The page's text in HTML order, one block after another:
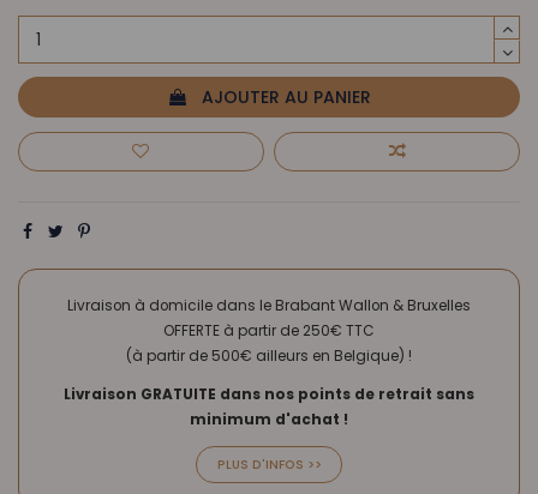
AJOUTER AU PANIER
Livraison à domicile dans le Brabant Wallon & Bruxelles
OFFERTE à partir de 250€ TTC
(à partir de 500€ ailleurs en Belgique) !
Livraison GRATUITE dans nos points de retrait sans
minimum d'achat !
PLUS D'INFOS >>